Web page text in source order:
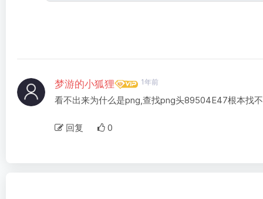
梦游的小狐狸 1年前
看不出来为什么是png,查找png头89504E47根本找
回复 0